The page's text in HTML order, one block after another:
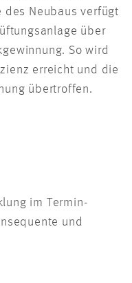
des Neubaus verfügt
über
So wird
erreicht und die
übertroffen.
im Termin-
und